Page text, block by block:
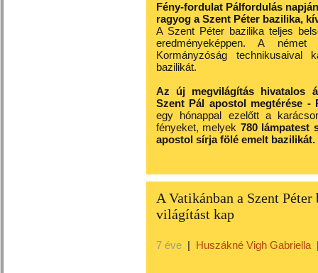
Fény-fordulat Pálfordulás
ragyog a Szent Péter bazilika,
A Szent Péter bazilika teljes
eredményeképpen. A
Kormányzóság
bazilikát.
Az új megvilágítás hivatalos
Szent Pál apostol megtérése -
egy hónappal ezelőtt a
fényeket, melyek 780 lámpatest
apostol sírja fölé emelt bazilikát.
A Vatikánban a Szent
világítást kap
7 éve | Huszákné Vigh Gabriella